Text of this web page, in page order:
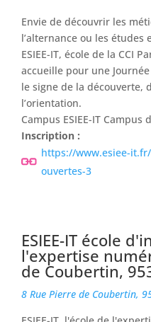
Envie de découvrir les
l’alternance ou les études
ESIEE-IT, école de la CCI
accueille pour une
le signe de la découverte,
l’orientation.
Campus ESIEE-IT Campus
Inscription :
https://www.esiee-
ouvertes-3
ESIEE-IT école
l'expertise
de Coubertin,
8 Rue Pierre de Coubertin,